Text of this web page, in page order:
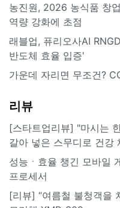
농진원, 2026 농식품 창업
역량 강화에 초점
래블업, 퓨리오사AI
반도체 효율 입증'
가운데 자리면 무조건?
리뷰
[스타트업리뷰] "마시는
갈아 넣은 스무디로 건강
성능ㆍ효율 챙긴 모바일
프로세서
[리뷰] “여름철 불청객을